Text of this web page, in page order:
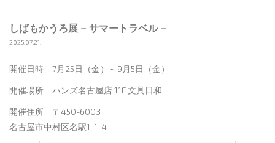
しばもかうろ展 – サマートラベル –
2025.07.21.
開催日時 7月25日（金）～9月5日（金）
開催場所 ハンズ名古屋店 11F 文具日和
開催住所 〒450-6003
名古屋市中村区名駅1-1-4